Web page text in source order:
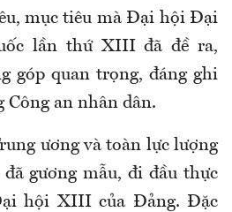
mục tiêu mà Đại hội Đại
lần thứ XIII đã đề ra,
góp quan trọng, đáng ghi
Công an nhân dân.
ương và toàn lực lượng
gương mẫu, đi đầu thực
hội XIII của Đảng. Đặc